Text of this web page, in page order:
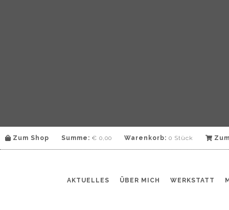
Zum Shop Summe: € 0,00 Warenkorb: 0 Stück
AKTUELLES ÜBER MICH WERKSTATT